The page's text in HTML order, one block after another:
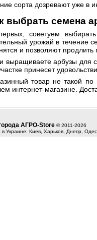
сорта дозревают уже в
выбрать семена
советуем
урожай в течение
и позволяют
выращиваете арбузы для
принесет
товар не такой по
интернет-магазине.
АГРО-Store © 2011-2026
Украине: Киев, Харьков, Днепр,